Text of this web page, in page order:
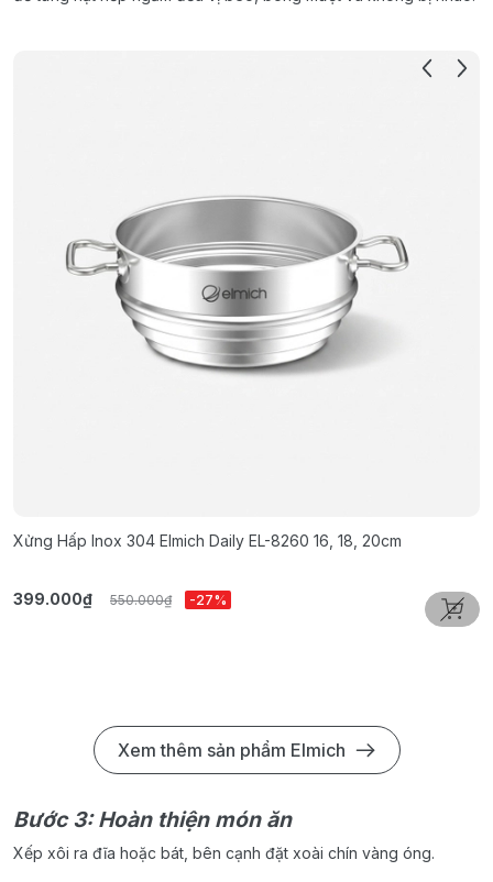
Xửng Hấp Inox 304 Elmich Daily EL-8260 16, 18, 20cm
399.000₫ 550.000₫ -27%
Xem thêm sản phẩm Elmich
Bước 3: Hoàn thiện món ăn
Xếp xôi ra đĩa hoặc bát, bên cạnh đặt xoài chín vàng óng.